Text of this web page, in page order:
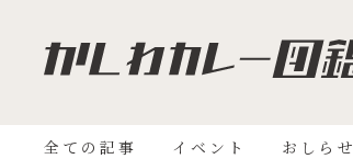
全ての記事 イベント おしらせ